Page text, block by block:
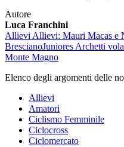
Autore
Luca Franchini
AllieviAllievi: Mauri Macas e
BrescianoJunioresArchetti
Monte Magno
Elenco degli argomenti delle
Allievi
Amatori
Ciclismo Femminile
Ciclocross
Ciclomercato